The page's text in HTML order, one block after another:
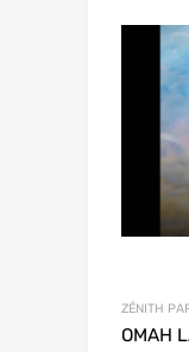
ZÉNITH
OMAH